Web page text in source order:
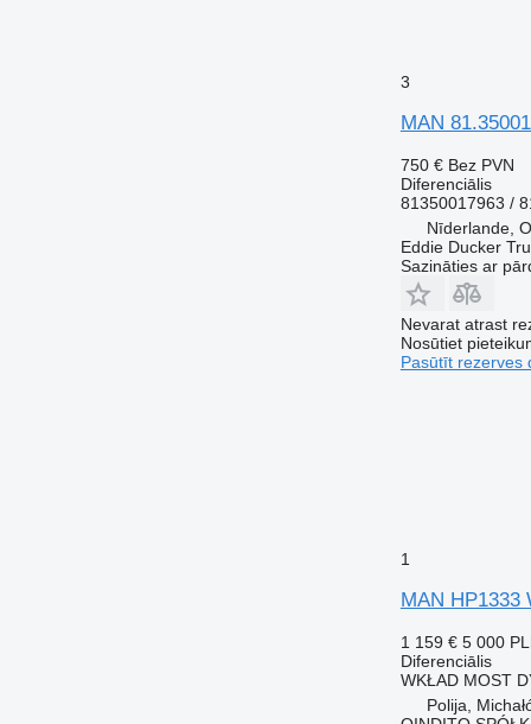
3
MAN
750 € Bez PVN
Diferenciālis
81350017963 /
Nīderlande,
Eddie Ducker
Sazināties ar
Nevarat atrast
Nosūtiet
Pasūtīt rezerves
1
MAN HP1333
1 159 € 5 000
Diferenciālis
WKŁAD MOST
Polija,